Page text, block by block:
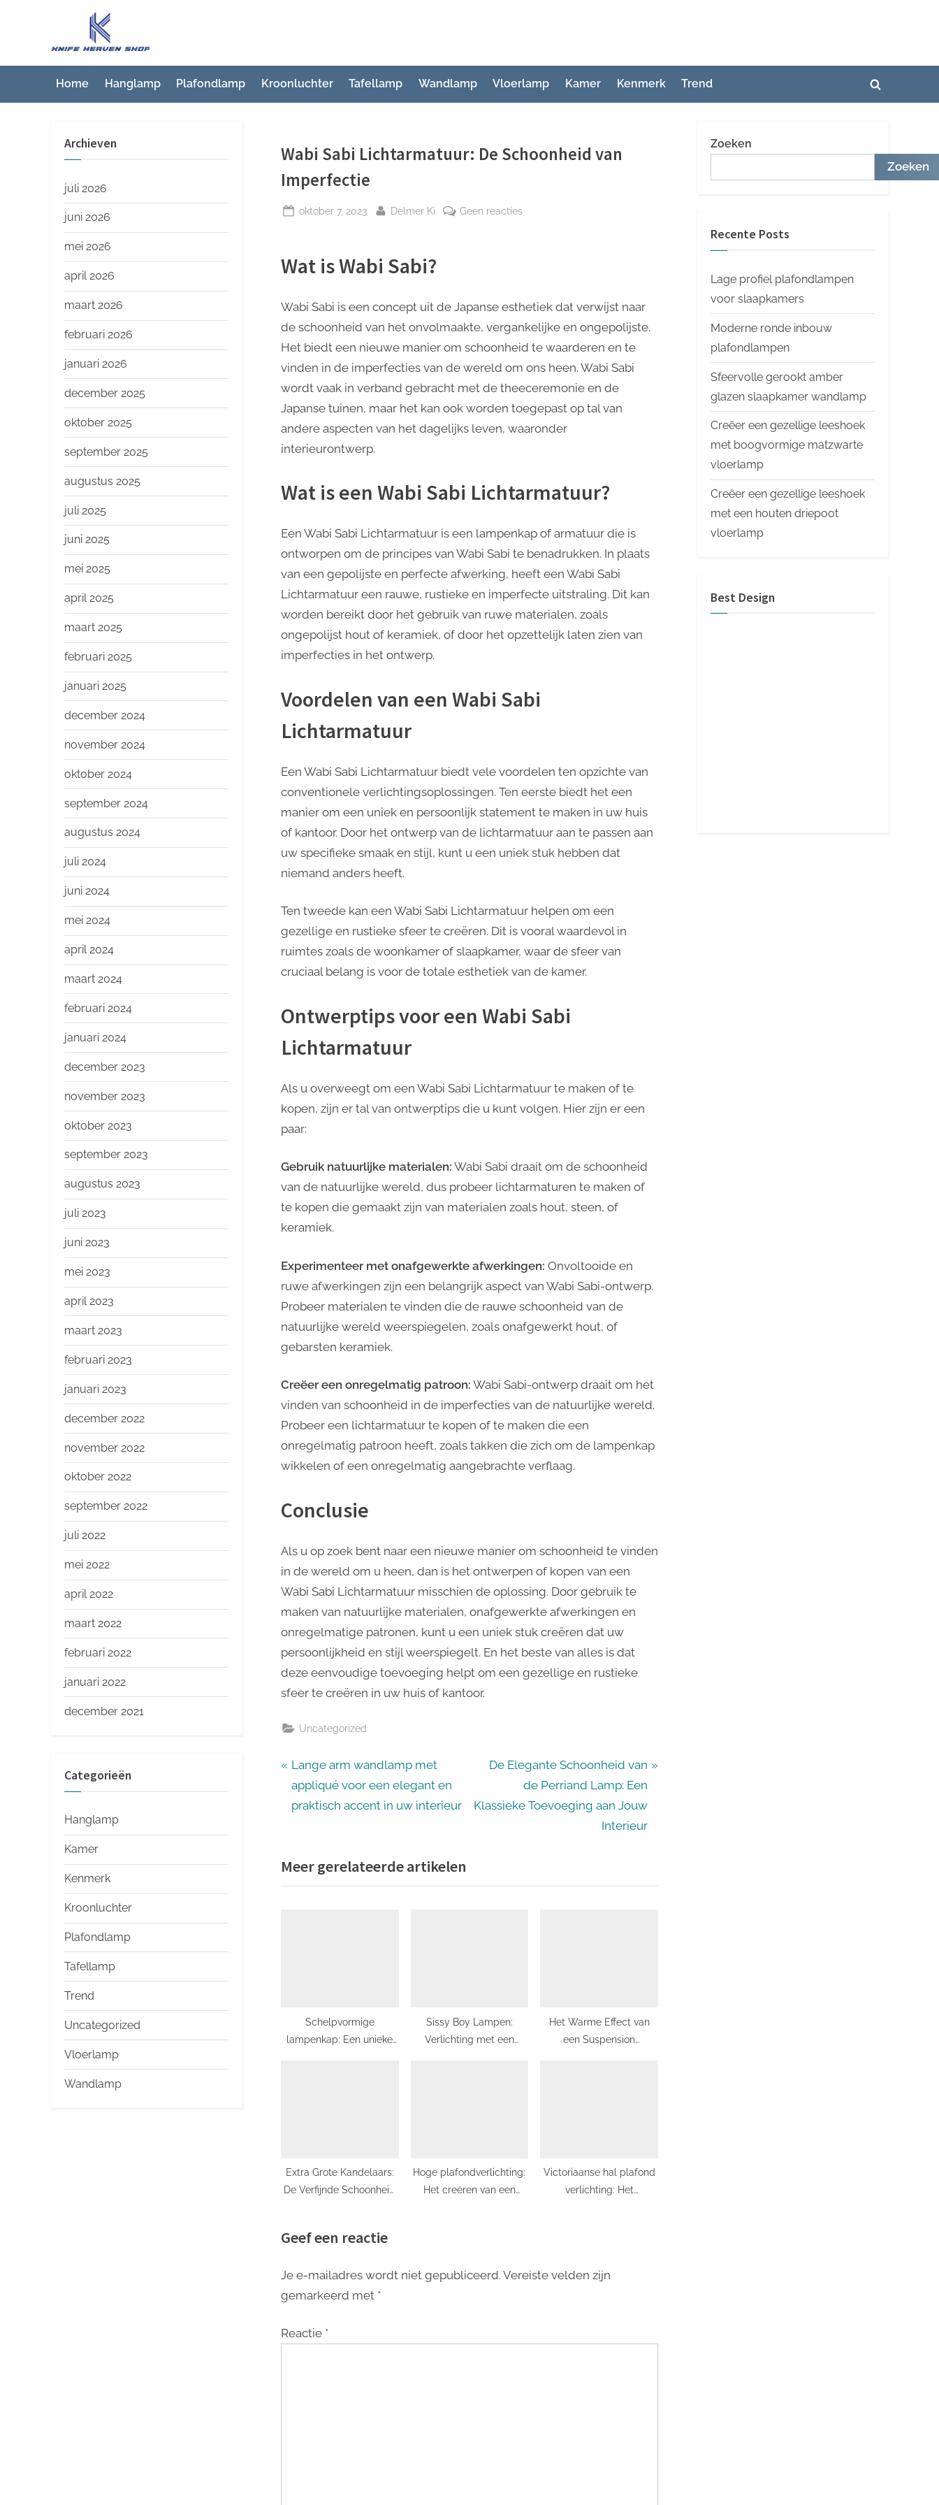
inhoud
K
n
i
f
e
h
Home Hanglamp Plafondlamp Kroonluchter Tafellamp Wandlamp Vloerlamp Kamer Kenmerk Trend
Toggle
Wabi Sabi Lichtarmatuur: De Schoonheid van
Imperfectie
Geplaatst
oktober 7, 2023 Door
Delmer Ki Geen reacties
van
Imperfectie
Wat is Wabi Sabi?
Wabi Sabi is een concept uit de Japanse esthetiek dat verwijst naar
de schoonheid van het onvolmaakte, vergankelijke en ongepolijste.
Het biedt een nieuwe manier om schoonheid te waarderen en te
vinden in de imperfecties van de wereld om ons heen. Wabi Sabi
wordt vaak in verband gebracht met de theeceremonie en de
Japanse tuinen, maar het kan ook worden toegepast op tal van
andere aspecten van het dagelijks leven, waaronder
interieurontwerp.
Wat is een Wabi Sabi Lichtarmatuur?
Een Wabi Sabi Lichtarmatuur is een lampenkap of armatuur die is
ontworpen om de principes van Wabi Sabi te benadrukken. In plaats
van een gepolijste en perfecte afwerking, heeft een Wabi Sabi
Lichtarmatuur een rauwe, rustieke en imperfecte uitstraling. Dit kan
worden bereikt door het gebruik van ruwe materialen, zoals
ongepolijst hout of keramiek, of door het opzettelijk laten zien van
imperfecties in het ontwerp.
Voordelen van een Wabi Sabi
Lichtarmatuur
Een Wabi Sabi Lichtarmatuur biedt vele voordelen ten opzichte van
conventionele verlichtingsoplossingen. Ten eerste biedt het een
manier om een uniek en persoonlijk statement te maken in uw huis
of kantoor. Door het ontwerp van de lichtarmatuur aan te passen aan
uw specifieke smaak en stijl, kunt u een uniek stuk hebben dat
niemand anders heeft.
Ten tweede kan een Wabi Sabi Lichtarmatuur helpen om een
gezellige en rustieke sfeer te creëren. Dit is vooral waardevol in
ruimtes zoals de woonkamer of slaapkamer, waar de sfeer van
cruciaal belang is voor de totale esthetiek van de kamer.
Ontwerptips voor een Wabi Sabi
Lichtarmatuur
Als u overweegt om een Wabi Sabi Lichtarmatuur te maken of te
kopen, zijn er tal van ontwerptips die u kunt volgen. Hier zijn er een
paar:
Gebruik natuurlijke materialen: Wabi Sabi draait om de schoonheid
van de natuurlijke wereld, dus probeer lichtarmaturen te maken of
te kopen die gemaakt zijn van materialen zoals hout, steen, of
keramiek.
Experimenteer met onafgewerkte afwerkingen: Onvoltooide en
ruwe afwerkingen zijn een belangrijk aspect van Wabi Sabi-ontwerp.
Probeer materialen te vinden die de rauwe schoonheid van de
natuurlijke wereld weerspiegelen, zoals onafgewerkt hout, of
gebarsten keramiek.
Creëer een onregelmatig patroon: Wabi Sabi-ontwerp draait om het
vinden van schoonheid in de imperfecties van de natuurlijke wereld.
Probeer een lichtarmatuur te kopen of te maken die een
onregelmatig patroon heeft, zoals takken die zich om de lampenkap
wikkelen of een onregelmatig aangebrachte verflaag.
Conclusie
Als u op zoek bent naar een nieuwe manier om schoonheid te vinden
in de wereld om u heen, dan is het ontwerpen of kopen van een
Wabi Sabi Lichtarmatuur misschien de oplossing. Door gebruik te
maken van natuurlijke materialen, onafgewerkte afwerkingen en
onregelmatige patronen, kunt u een uniek stuk creëren dat uw
persoonlijkheid en stijl weerspiegelt. En het beste van alles is dat
deze eenvoudige toevoeging helpt om een gezellige en rustieke
sfeer te creëren in uw huis of kantoor.
Uncategorized
Bericht
navigatie
P
r
e
o
u
Lange arm wandlamp met
appliqué voor een elegant en
praktisch accent in uw interieur
N
x
s
De Elegante Schoonheid van
de Perriand Lamp: Een
Klassieke Toevoeging aan Jouw
Interieur
Meer gerelateerde artikelen
Schelpvormige
lampenkap: Een unieke
Sissy Boy Lampen:
Verlichting met een
Het Warme Effect van
een Suspension
Extra Grote Kandelaars:
De Verfijnde Schoonheid
Hoge plafondverlichting:
Het creëren van een
Victoriaanse hal plafond
verlichting: Het
Geef een reactie
Je e-mailadres wordt niet gepubliceerd. Vereiste velden zijn
gemarkeerd met *
Reactie *
Archieven
juli 2026
juni 2026
mei 2026
april 2026
maart 2026
februari 2026
januari 2026
december 2025
oktober 2025
september 2025
augustus 2025
juli 2025
juni 2025
mei 2025
april 2025
maart 2025
februari 2025
januari 2025
december 2024
november 2024
oktober 2024
september 2024
augustus 2024
juli 2024
juni 2024
mei 2024
april 2024
maart 2024
februari 2024
januari 2024
december 2023
november 2023
oktober 2023
september 2023
augustus 2023
juli 2023
juni 2023
mei 2023
april 2023
maart 2023
februari 2023
januari 2023
december 2022
november 2022
oktober 2022
september 2022
juli 2022
mei 2022
april 2022
maart 2022
februari 2022
januari 2022
december 2021
Categorieën
Hanglamp
Kamer
Kenmerk
Kroonluchter
Plafondlamp
Tafellamp
Trend
Uncategorized
Vloerlamp
Wandlamp
Zoeken
Zoeken
Recente Posts
Lage profiel plafondlampen
voor slaapkamers
Moderne ronde inbouw
plafondlampen
Sfeervolle gerookt amber
glazen slaapkamer wandlamp
Creëer een gezellige leeshoek
met boogvormige matzwarte
vloerlamp
Creëer een gezellige leeshoek
met een houten driepoot
vloerlamp
Best Design